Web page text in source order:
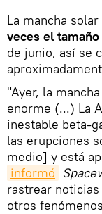
La mancha solar
veces el
de junio, así se
"Ayer, la
enorme (...) La
inestable beta-
las erupciones
medio] y está
informó
rastrear
otros